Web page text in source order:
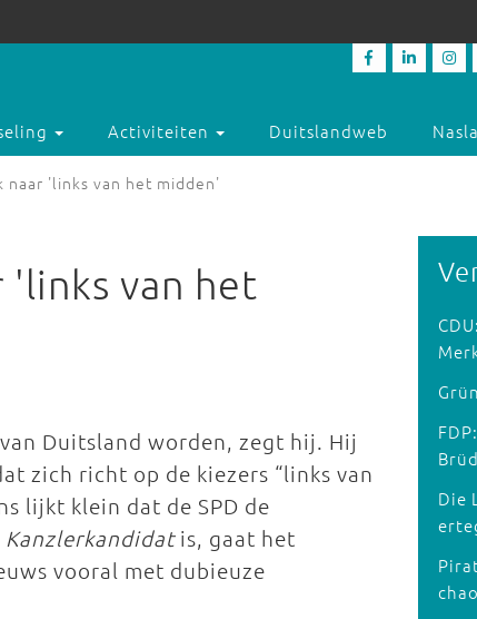
Activiteiten Duitslandweb
naar 'links van het midden'
'links van het
Duitsland worden, zegt hij. Hij
zich richt op de kiezers “links van
lijkt klein dat de SPD de
Kanzlerkandidatis, gaat het
vooral met dubieuze
Die